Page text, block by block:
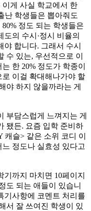
게 사실 학교에서 한
난 학생들은 뽑아줘도
정도 되는 학생들은
의 수시·정시 비율의
합니다. 그래서 수시
수 있는, 우선적으로 이
한 20% 정도가 학종이
이걸 확대해나가야 할
야 하지 않을까라는 게
부담스럽게 느껴지는 게
됐든. 요즘 입학 준비하
슬> 같은 소위 코디 이
정도나 실효성 있다고
까지 마치면 10페이지
도 되는 애들이 있습니
기사항에 코멘트 처리를
서 잘 쓰여진 학생이 있